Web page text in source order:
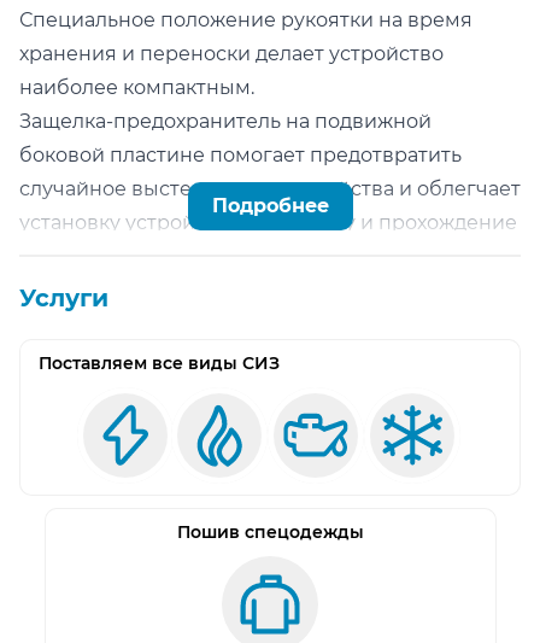
Специальное положение рукоятки на время
хранения и переноски делает устройство
наиболее компактным.
Защелка-предохранитель на подвижной
боковой пластине помогает предотвратить
случайное выстегивание устройства и облегчает
установку устройства на веревку и прохождение
Поворотный эксцентрик позволяет легче
RIG также может использоваться для
подъемов по веревке.
Масса, г 380
Подробнее
Услуги
Поставляем все виды СИЗ
Пошив спецодежды